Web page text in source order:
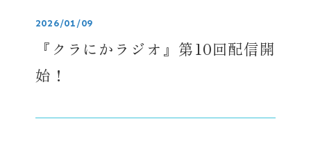
『クラにかラジオ』第10回配信開
始！
2026/01/09